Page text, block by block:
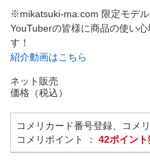
※mikatsuki-ma.com 限定モデル
YouTuberの皆様に商品の使い
す！
紹介動画はこちら
ネット販売
価格（税込）
コメリカード番号登録、コメ
コメリポイント ： 42ポイント